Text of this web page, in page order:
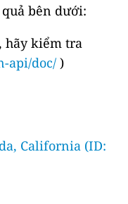
bên dưới:
hãy kiểm tra
api/doc/ )
California (ID: